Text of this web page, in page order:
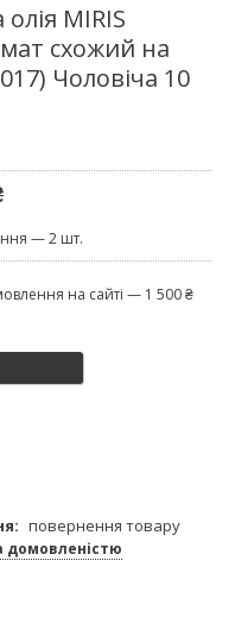
MIRIS
схожий на
Чоловіча 10
— 2 шт.
на сайті — 1 500 ₴
повернення товару
домовленістю